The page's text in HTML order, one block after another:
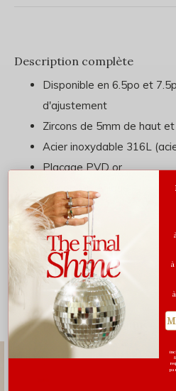
Description complète
Disponible en 6.5po et
d'ajustement
Zircons de 5mm de haut
Acier inoxydable 316L
Placage PVD or
Hypoallergénique
Évaluations
0/ 5
Vous pourriez aussi aimer...
à